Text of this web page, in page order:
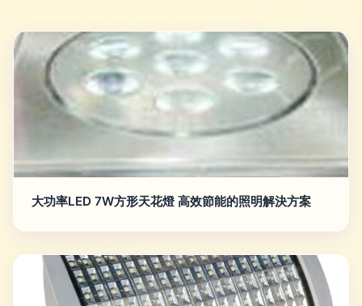
大功率LED 7W方形天花燈 高效節能的照明解決方案